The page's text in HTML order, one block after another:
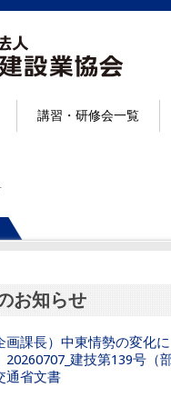
講習・研修会一覧
お知らせ
画課長）中東情勢の変化
20260707_建技第139号（部
省文書